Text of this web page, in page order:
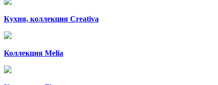
Кухня, коллекция Creativa
Коллекция Melia